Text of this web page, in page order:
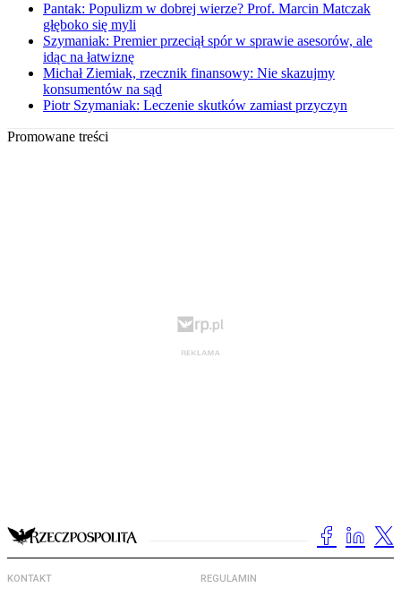
Pantak: Populizm w dobrej wierze? Prof. Marcin Matczak
głęboko się myli
Szymaniak: Premier przeciął spór w sprawie asesorów, ale
idąc na łatwiznę
Michał Ziemiak, rzecznik finansowy: Nie skazujmy
konsumentów na sąd
Piotr Szymaniak: Leczenie skutków zamiast przyczyn
Promowane treści
KONTAKT REGULAMIN